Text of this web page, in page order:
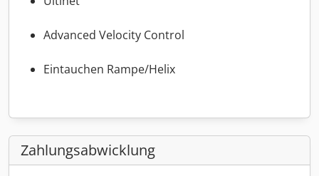
Advanced Velocity Control
Eintauchen Rampe/Helix
Zahlungsabwicklung